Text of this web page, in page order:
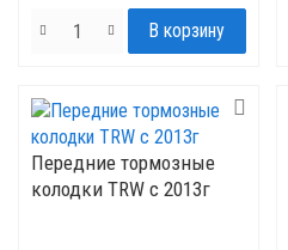
Передние тормозные
колодки TRW с 2013г